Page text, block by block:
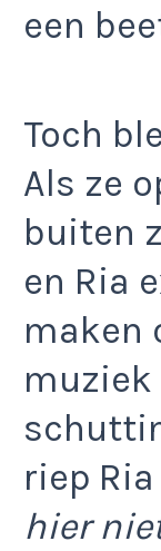
een
Toch
Als ze
buiten
en Ria
maken
riep
hier